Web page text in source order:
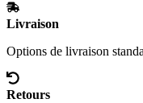
Livraison
Options de livraison
Retours